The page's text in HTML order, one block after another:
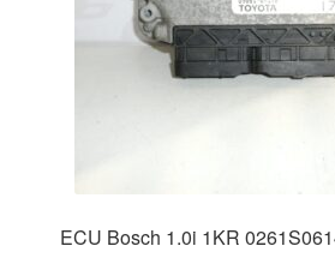
ECU Bosch 1.0i 1KR